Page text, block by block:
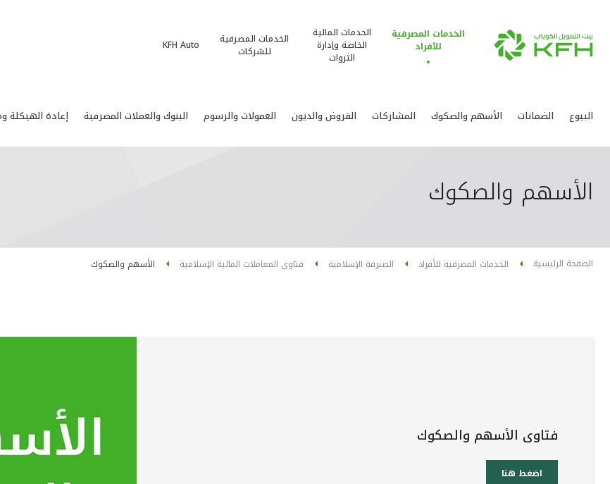
الخدمات المصرفية
للأفراد
الخدمات المالية
الخاصة وإدارة
الثروات
الخدمات المصرفية
للشركات
KFH Auto
البيوع الضمانات الأسهم والصكوك المشاركات القروض والديون العمولات والرسوم البنوك والعملات المصرفية إعادة الهيكلة
الأسهم والصكوك
الصفحة الرئيسية الخدمات المصرفية للأفراد الصيرفة الإسلامية فتاوى المعاملات المالية الإسلامية الأسهم والصكوك
فتاوى الأسهم والصكوك
اضغط هنا